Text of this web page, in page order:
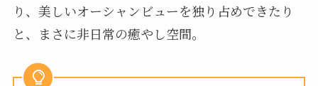
り、美しいオーシャンビューを独り占めできたり
と、まさに非日常の癒やし空間。